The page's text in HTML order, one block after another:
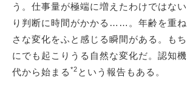
う。仕事量が極端に増えたわけではな
り判断に時間がかかる……。年齢を重
さな変化をふと感じる瞬間がある。も
にでも起こりうる自然な変化だ。認知
代から始まる *2 という報告もある。